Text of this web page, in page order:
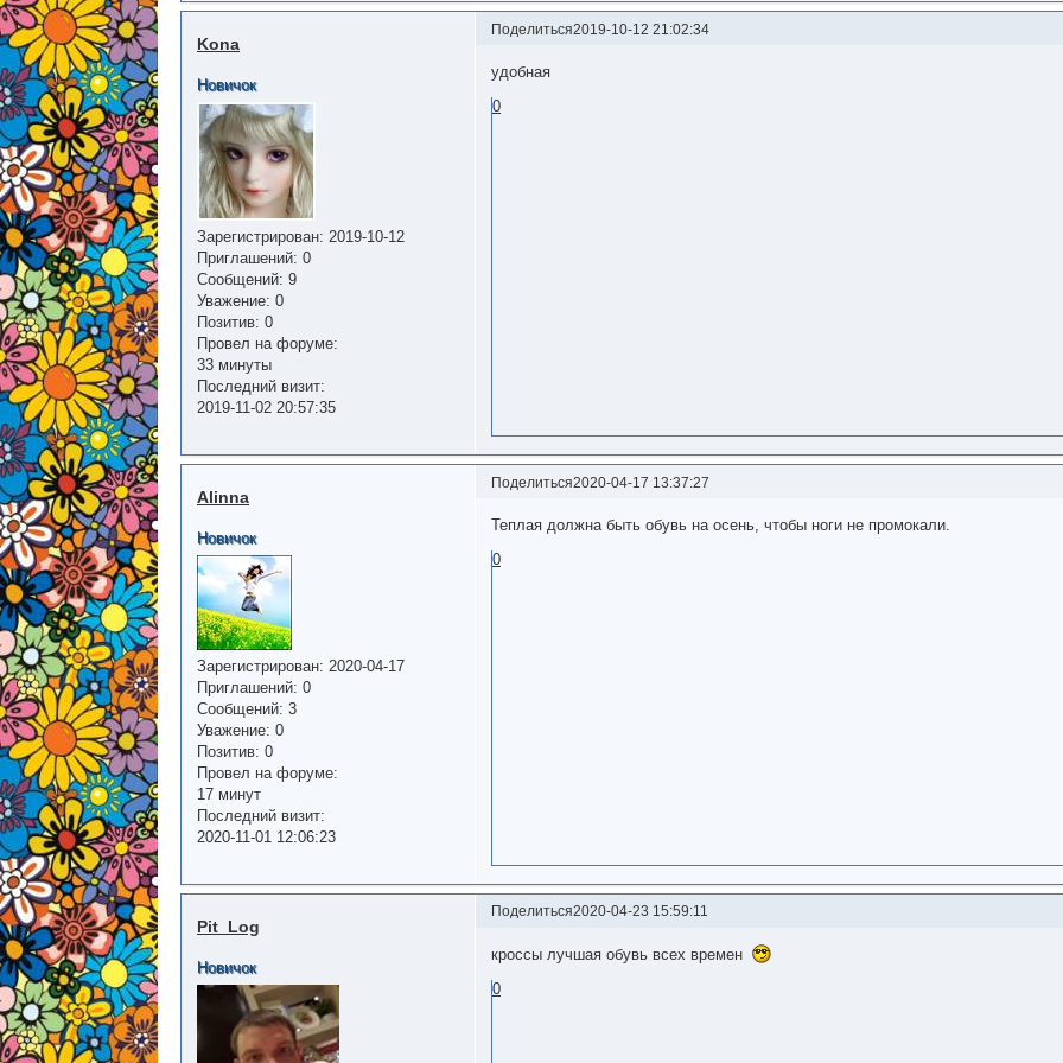
Поделиться2019-10-12 21:02:34
Kona
Новичок
Зарегистрирован: 2019-10-12
Приглашений: 0
Сообщений: 9
Уважение: 0
Позитив: 0
Провел на форуме:
33 минуты
Последний визит:
2019-11-02 20:57:35
удобная
0
Поделиться2020-04-17 13:37:27
Alinna
Новичок
Зарегистрирован: 2020-04-17
Приглашений: 0
Сообщений: 3
Уважение: 0
Позитив: 0
Провел на форуме:
17 минут
Последний визит:
2020-11-01 12:06:23
Теплая должна быть обувь на осень, чтобы ноги не промокали.
0
Поделиться2020-04-23 15:59:11
Pit_Log
Новичок
кроссы лучшая обувь всех времен
0